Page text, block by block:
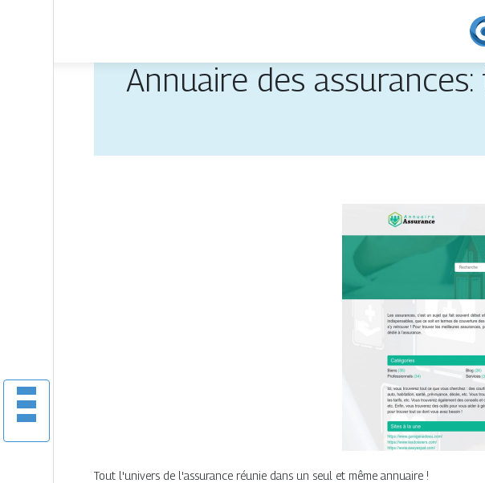
Annuaire des
Tout l'univers de l'assurance réunie dans un seul et même annuaire !